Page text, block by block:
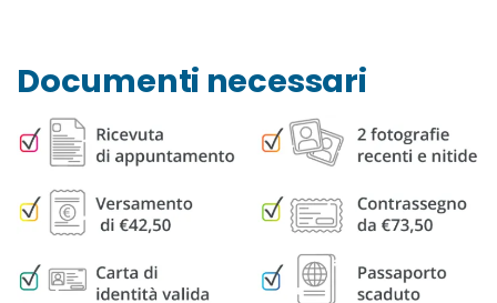
Documenti necessari